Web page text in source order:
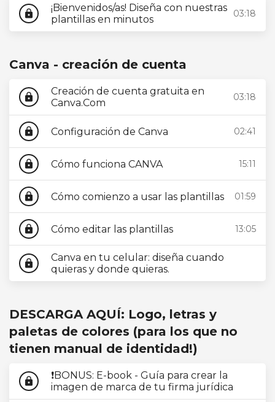
lock
¡Bienvenidos/as! Diseña con nuestras
plantillas en minutos
03:18
Canva - creación de cuenta
lock
Creación de cuenta gratuita en
Canva.Com
03:18
lock Configuración de Canva 02:41
lock Cómo funciona CANVA 15:11
lock Cómo comienzo a usar las plantillas 01:59
lock Cómo editar las plantillas 13:05
lock
Canva en tu celular: diseña cuando
quieras y donde quieras.
DESCARGA AQUÍ: Logo, letras y
paletas de colores (para los que no
tienen manual de identidad!)
lock
❗BONUS: E-book - Guía para crear la
imagen de marca de tu firma jurídica